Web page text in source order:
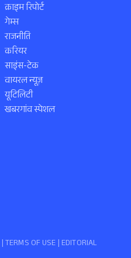
क्राइम रिपोर्ट
गेम्स
राजनीति
करियर
साइंस-टेक
वायरल न्यूज़
यूटिलिटी
खबरगांव स्पेशल
|TERMS OF USE | EDITORIAL